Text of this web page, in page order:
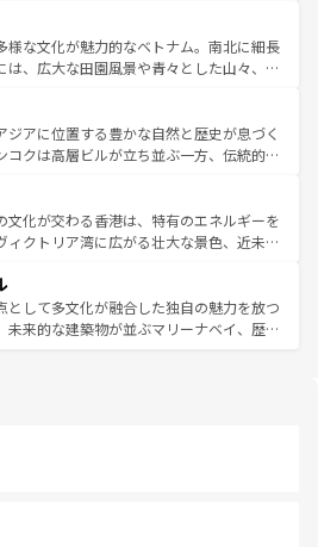
判のスイーツなど、バラエティ豊かな料理
味わえる。 なお、新着の台湾情報は コンテンツ一覧を参
延ばせば四季折々の自然美を楽しむことが
、キムチや焼肉、絶品のストリートフード
な韓国料理が待っている。夜には、韓国な
ながら、韓国の多彩な魅力を心ゆくまで味
わってみてほしい。 なお、新着の韓国情報はコンテンツ一
しい。
様な文化が魅力的なベトナム。南北に細長
は、広大な田園風景や青々とした山々、世
に伝統が息づく。ハノイの古い町並みやホ
ランス統治時代の建物も、独特の雰囲気を
。また、バラエティの豊かさとおいしさで
バインミー、ベトナムコーヒーなどは、ぜ
たい。どの地域を訪れてもあたたかい人々
てくれるので、きっと忘れられない旅にな
ジアに位置する豊かな自然と歴史が息づく
コクは高層ビルが立ち並ぶ一方、伝統的な
ている。北部ではチェンマイなどの山岳地
合い、南部ではプーケットやクラビの美し
ート気分を楽しむことができる。タイ料理
一年中温暖で、どの季節にも異なる楽しみ
親しみやすいタイの人々、仏教を中心とし
多様な観光資源が、訪れる旅人を魅了し続
文化が交わる香港は、特有のエネルギーを
ィクトリア湾に広がる壮大な景色、近未来
ても感動するはず。観光スポットが密集し
く見どころを回れるのも魅力。息をのむよ
化的な体験まで、香港を存分に楽しみ尽く
として多文化が融合した独自の魅力を放つ
未来的な建築物が並ぶマリーナベイ、歴史
は地元の風情を楽しめる外せないスポット